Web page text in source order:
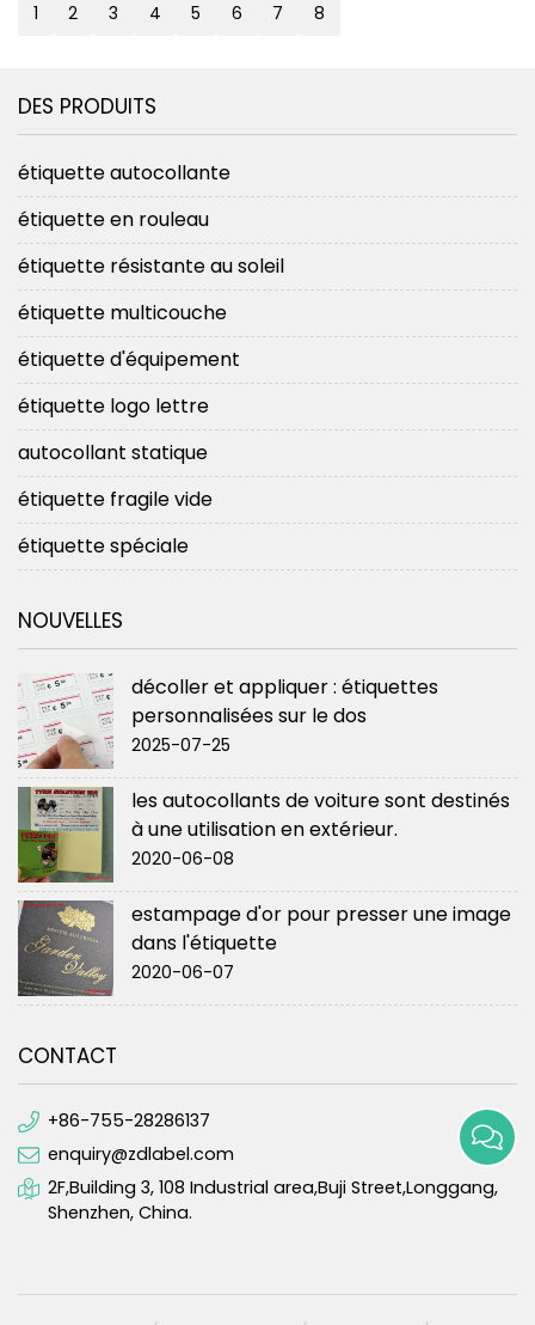
1 2 3 4 5 6 7 8
DES PRODUITS
étiquette autocollante
étiquette en rouleau
étiquette résistante au soleil
étiquette multicouche
étiquette d'équipement
étiquette logo lettre
autocollant statique
étiquette fragile vide
étiquette spéciale
NOUVELLES
décoller et appliquer : étiquettes
personnalisées sur le dos
2025-07-25
les autocollants de voiture sont destinés
à une utilisation en extérieur.
2020-06-08
estampage d'or pour presser une image
dans l'étiquette
2020-06-07
CONTACT
+86-755-28286137
enquiry@zdlabel.com
2F,Building 3, 108 Industrial area,Buji Street,Longgang,
Shenzhen, China.